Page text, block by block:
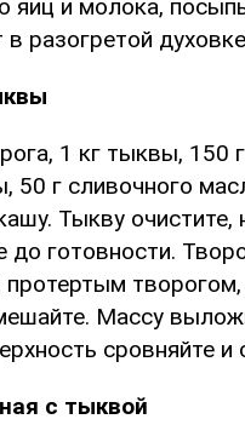
яиц и молока,
в разогретой
1 кг тыквы, 150
50 г сливочного
Тыкву
до готовности.
Массу
сровняйте
с тыквой